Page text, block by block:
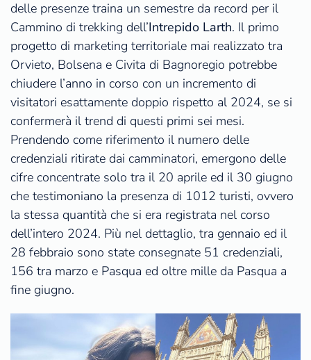
delle presenze traina un semestre da record per il
Cammino di trekking dell’Intrepido Larth. Il primo
progetto di marketing territoriale mai realizzato tra
Orvieto, Bolsena e Civita di Bagnoregio potrebbe
chiudere l’anno in corso con un incremento di
visitatori esattamente doppio rispetto al 2024, se si
confermerà il trend di questi primi sei mesi.
Prendendo come riferimento il numero delle
credenziali ritirate dai camminatori, emergono delle
cifre concentrate solo tra il 20 aprile ed il 30 giugno
che testimoniano la presenza di 1012 turisti, ovvero
la stessa quantità che si era registrata nel corso
dell’intero 2024. Più nel dettaglio, tra gennaio ed il
28 febbraio sono state consegnate 51 credenziali,
156 tra marzo e Pasqua ed oltre mille da Pasqua a
fine giugno.